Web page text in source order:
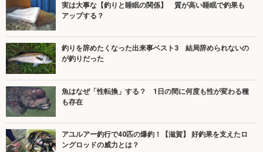
実は大事な【釣りと睡眠の関係】 質が高い睡眠で釣果も
アップする？
釣りを辞めたくなった出来事ベスト3 結局辞められないの
が釣りだった
魚はなぜ「性転換」する？ 1日の間に何度も性が変わる種
も存在
アユルアー釣行で40匹の爆釣！【滋賀】 好釣果を支えたロ
ングロッドの威力とは？